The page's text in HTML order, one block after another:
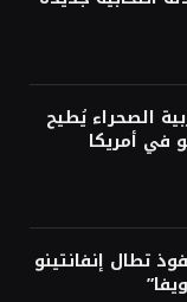
الصحراء يُطيح
في أمريكا
تطال إنفانتينو